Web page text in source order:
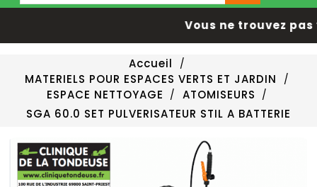
Vous ne trouvez
Accueil
MATERIELS POUR ESPACES VERTS ET JARDIN
ESPACE NETTOYAGE
ATOMISEURS
SGA 60.0 SET PULVERISATEUR STIL A BATTERIE